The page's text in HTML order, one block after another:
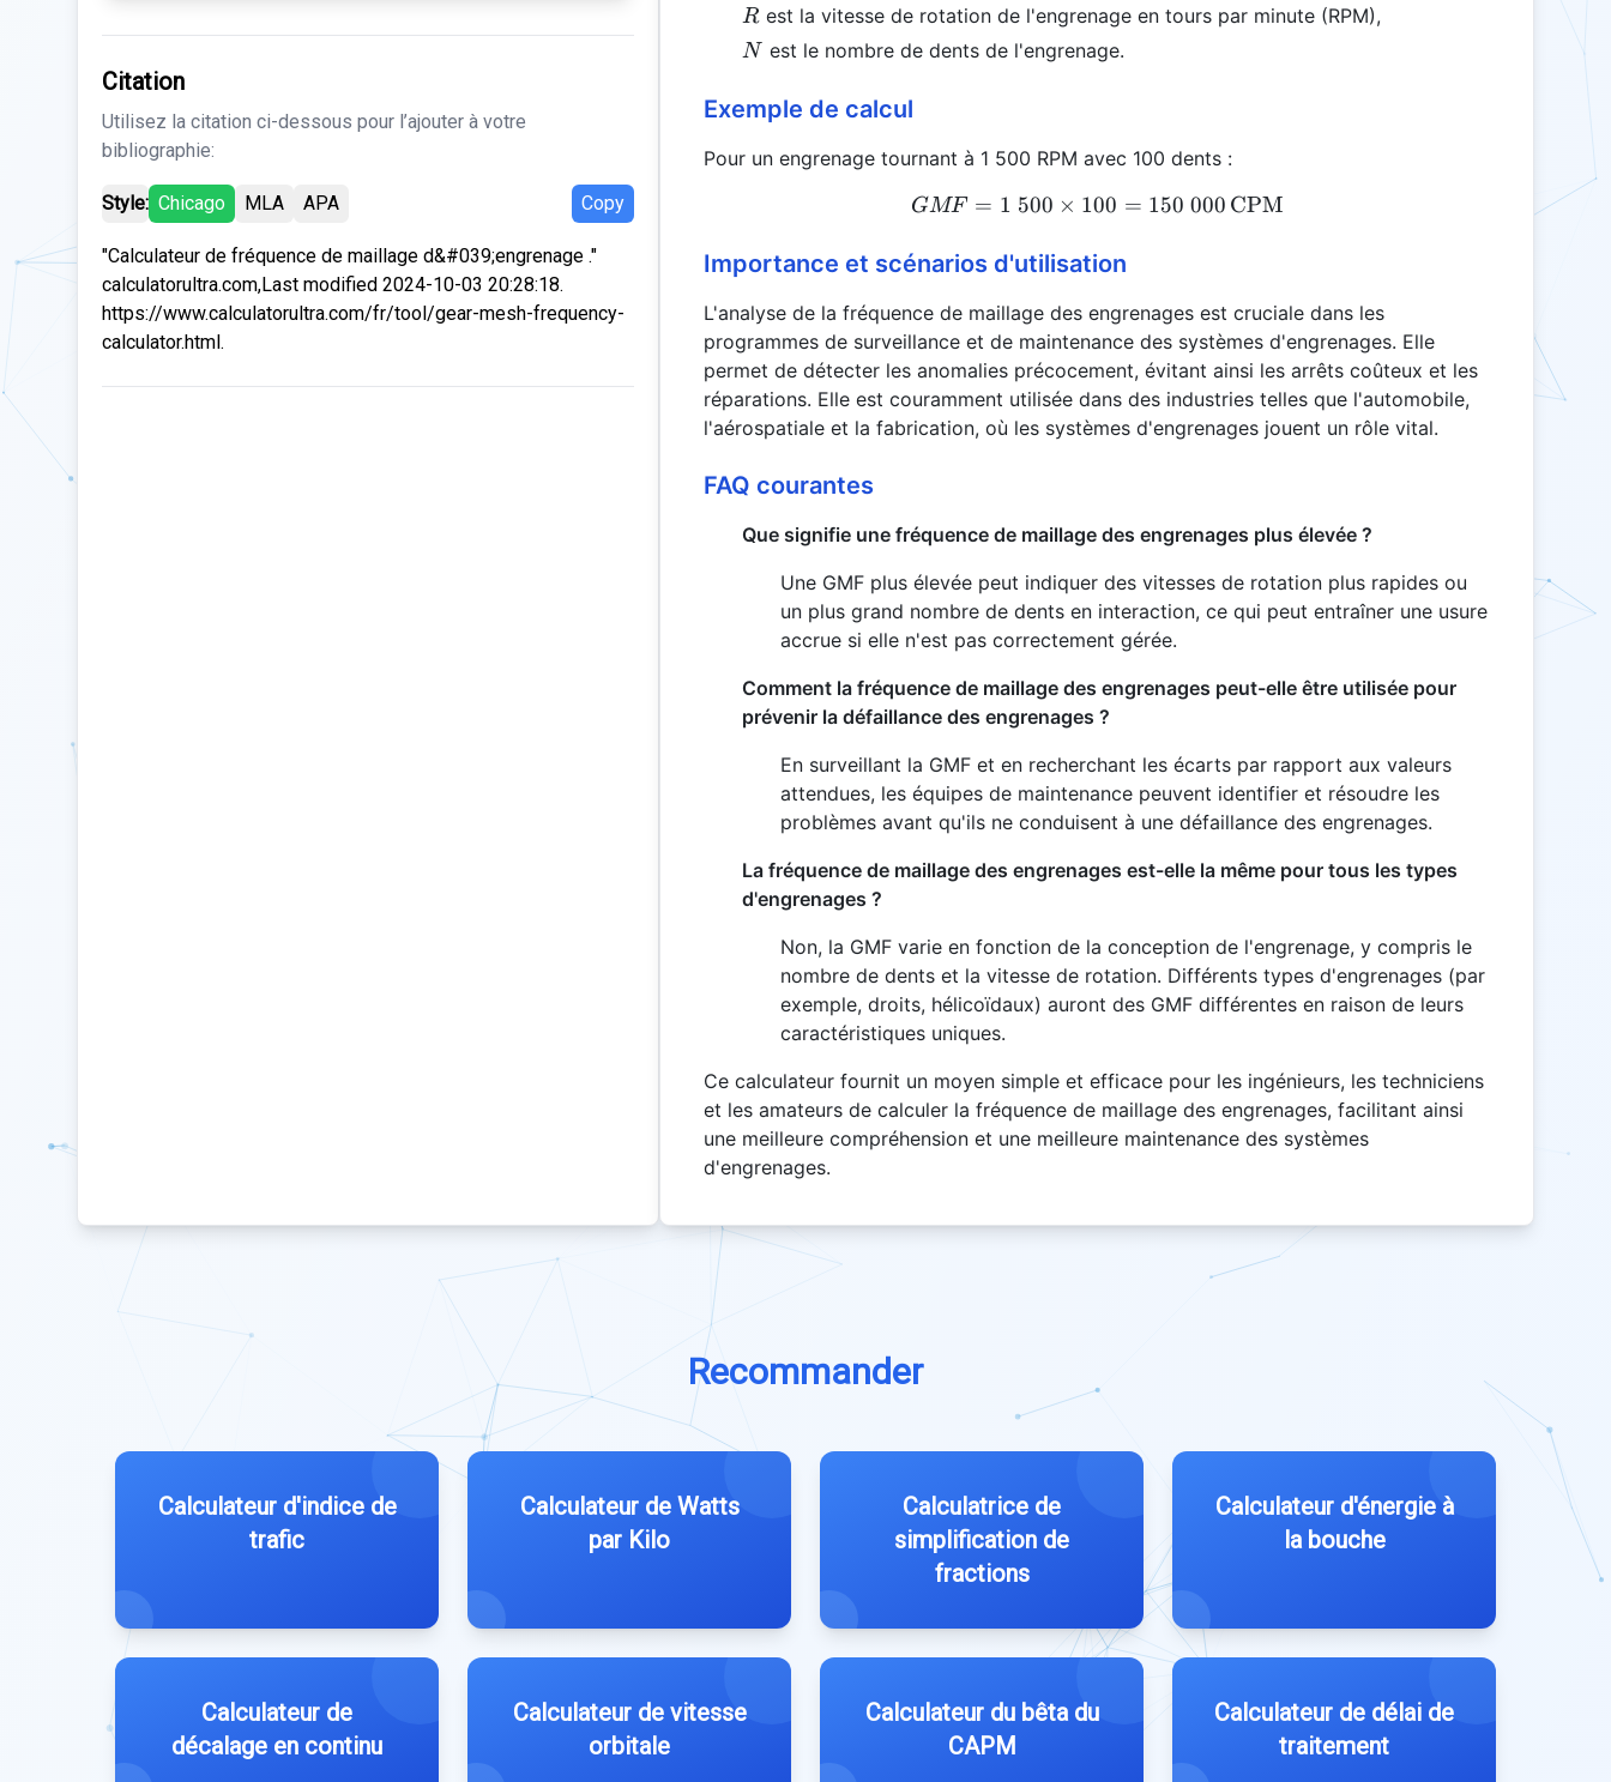
Citation
Utilisez la citation ci-dessous pour l’ajouter à votre
bibliographie:
Style: Chicago MLA APA Copy
"Calculateur de fréquence de maillage d&#039;engrenage ."
calculatorultra.com,Last modified 2024-10-03 20:28:18.
https://www.calculatorultra.com/fr/tool/gear-mesh-frequency-
calculator.html.
R
Rest la vitesse de rotation de l'engrenage en tours par minute (RPM),
N
N est le nombre de dents de l'engrenage.
Exemple de calcul
Pour un engrenage tournant à 1 500 RPM avec 100 dents :
GMF = 1 500 \times 100 = 150 000 \, \text{CPM}
GMF = 1 500 × 100 = 150 000 CPM
Importance et scénarios d'utilisation
L'analyse de la fréquence de maillage des engrenages est cruciale dans les
programmes de surveillance et de maintenance des systèmes d'engrenages. Elle
permet de détecter les anomalies précocement, évitant ainsi les arrêts coûteux et les
réparations. Elle est couramment utilisée dans des industries telles que l'automobile,
l'aérospatiale et la fabrication, où les systèmes d'engrenages jouent un rôle vital.
FAQ courantes
Que signifie une fréquence de maillage des engrenages plus élevée ?
Une GMF plus élevée peut indiquer des vitesses de rotation plus rapides ou
un plus grand nombre de dents en interaction, ce qui peut entraîner une usure
accrue si elle n'est pas correctement gérée.
Comment la fréquence de maillage des engrenages peut-elle être utilisée pour
prévenir la défaillance des engrenages ?
En surveillant la GMF et en recherchant les écarts par rapport aux valeurs
attendues, les équipes de maintenance peuvent identifier et résoudre les
problèmes avant qu'ils ne conduisent à une défaillance des engrenages.
La fréquence de maillage des engrenages est-elle la même pour tous les types
d'engrenages ?
Non, la GMF varie en fonction de la conception de l'engrenage, y compris le
nombre de dents et la vitesse de rotation. Différents types d'engrenages (par
exemple, droits, hélicoïdaux) auront des GMF différentes en raison de leurs
caractéristiques uniques.
Ce calculateur fournit un moyen simple et efficace pour les ingénieurs, les techniciens
et les amateurs de calculer la fréquence de maillage des engrenages, facilitant ainsi
une meilleure compréhension et une meilleure maintenance des systèmes
d'engrenages.
Recommander
Calculateur d'indice de
trafic
Calculateur de Watts
par Kilo
Calculatrice de
simplification de
fractions
Calculateur d'énergie à
la bouche
Calculateur de
décalage en continu
Calculateur de vitesse
orbitale
Calculateur du bêta du
CAPM
Calculateur de délai de
traitement